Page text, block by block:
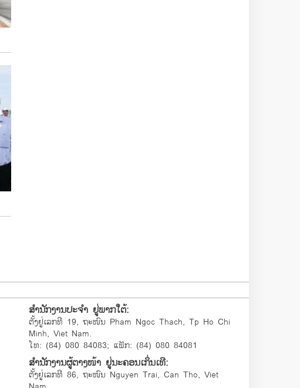
ສຳນັກງານປະຈຳ ຢູ່ພາກໃຕ້:
ຕັ້ງຢູ່ເລກທີ 19, ຖະໜົນ Pham Ngoc Thach, Tp Ho Chi
Minh, Viet Nam.
ໂທ: (84) 080 84083; ແຟັກ: (84) 080 84081
ສຳນັກງານຜູ້ຕາງໜ້າ ຢູ່ນະຄອນເກິ່ນເທີ:
ຕັ້ງຢູ່ເລກທີ 86, ຖະໜົນ Nguyen Trai, Can Tho, Viet